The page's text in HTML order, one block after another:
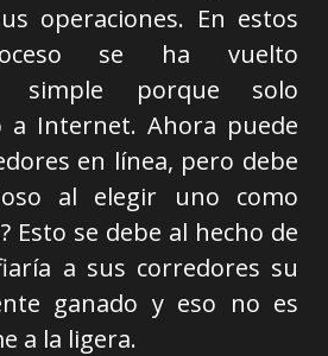
operaciones. En estos
se ha vuelto
simple porque solo
a Internet. Ahora puede
en línea, pero debe
al elegir uno como
Esto se debe al hecho de
a sus corredores su
ganado y eso no es
a la ligera.